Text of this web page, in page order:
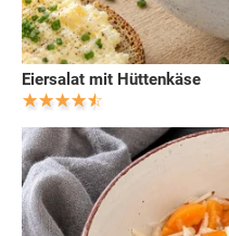
Eiersalat mit Hüttenkäse